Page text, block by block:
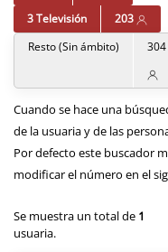
3 Televisión
203
Resto (Sin ámbito)
304
Cuando se hace una
de la usuaria y de las
Por defecto este buscador
modificar el número en el
Se muestra un total de 1
usuaria.